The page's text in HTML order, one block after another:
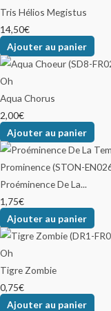
Tris Hélios Megistus
14,50€
Ajouter au panier
Aqua Chorus
2,00€
Ajouter au panier
Proéminence De La...
1,75€
Ajouter au panier
Tigre Zombie
0,75€
Ajouter au panier